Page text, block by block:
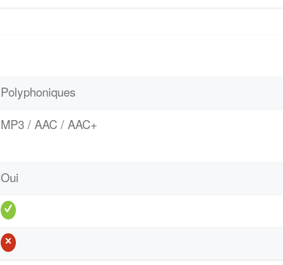
Polyphoniques
MP3 / AAC / AAC+
Oui